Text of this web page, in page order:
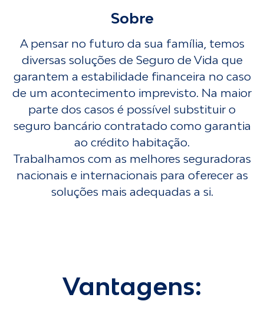
Sobre
A pensar no futuro da sua família, temos
diversas soluções de Seguro de Vida que
garantem a estabilidade financeira no caso
de um acontecimento imprevisto. Na maior
parte dos casos é possível substituir o
seguro bancário contratado como garantia
ao crédito habitação.
Trabalhamos com as melhores seguradoras
nacionais e internacionais para oferecer as
soluções mais adequadas a si.
Vantagens: